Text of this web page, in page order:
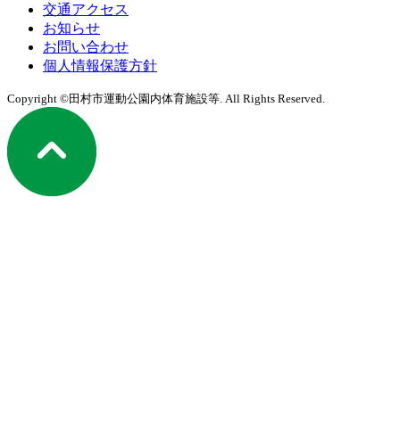
交通アクセス
お知らせ
お問い合わせ
個人情報保護方針
Copyright ©田村市運動公園内体育施設等. All Rights Reserved.